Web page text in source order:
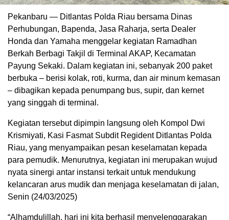
Pekanbaru — Ditlantas Polda Riau bersama Dinas
Perhubungan, Bapenda, Jasa Raharja, serta Dealer
Honda dan Yamaha menggelar kegiatan Ramadhan
Berkah Berbagi Takjil di Terminal AKAP, Kecamatan
Payung Sekaki. Dalam kegiatan ini, sebanyak 200 paket
berbuka – berisi kolak, roti, kurma, dan air minum kemasan
– dibagikan kepada penumpang bus, supir, dan kernet
yang singgah di terminal.
Kegiatan tersebut dipimpin langsung oleh Kompol Dwi
Krismiyati, Kasi Fasmat Subdit Regident Ditlantas Polda
Riau, yang menyampaikan pesan keselamatan kepada
para pemudik. Menurutnya, kegiatan ini merupakan wujud
nyata sinergi antar instansi terkait untuk mendukung
kelancaran arus mudik dan menjaga keselamatan di jalan,
Senin (24/03/2025)
“Alhamdulillah, hari ini kita berhasil menyelenggarakan